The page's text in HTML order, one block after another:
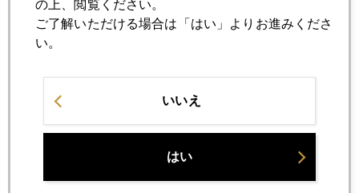
中国金投資最新事情
2007年07月23日
金価格６８０ドル突破の背景
の上、閲覧ください。
ご了解いただける場合は「はい」よりお進みくださ
い。
いいえ
はい